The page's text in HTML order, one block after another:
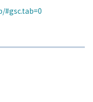
#gsc.tab=0